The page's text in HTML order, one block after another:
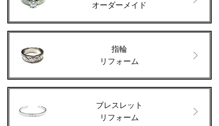
オーダーメイド
指輪
リフォーム
ブレスレット
リフォーム